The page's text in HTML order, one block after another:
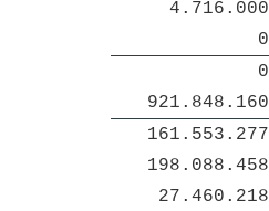
4.716.000
0
0
921.848.160
161.553.277
198.088.458
27.460.218